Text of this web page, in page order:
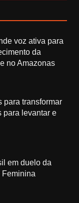
voz ativa para
da
no Amazonas
para transformar
para levantar e
em duelo da
Feminina